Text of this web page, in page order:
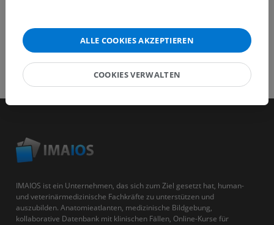
IMAIOS ist ein Unternehmen, das sich zum Ziel gesetzt hat, human-
und veterinärmedizinische Fachkräfte zu unterstützen und
auszubilden. Anatomieatlanten, medizinische Bildgebung,
kollaborative Datenbank mit klinischen Fällen, Online-Kurse für
ALLE COOKIES AKZEPTIEREN
COOKIES VERWALTEN